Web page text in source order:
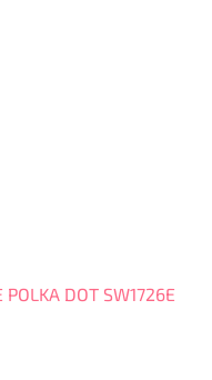
POLKA DOT SW1726E